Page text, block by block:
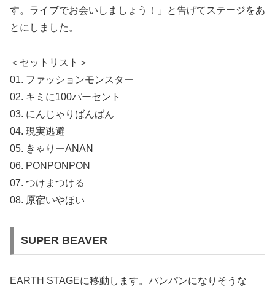
す。ライブでお会いしましょう！」と告げてステージをあ
とにしました。
＜セットリスト＞
01. ファッションモンスター
02. キミに100パーセント
03. にんじゃりばんばん
04. 現実逃避
05. きゃりーANAN
06. PONPONPON
07. つけまつける
08. 原宿いやほい
SUPER BEAVER
EARTH STAGEに移動します。パンパンになりそうな